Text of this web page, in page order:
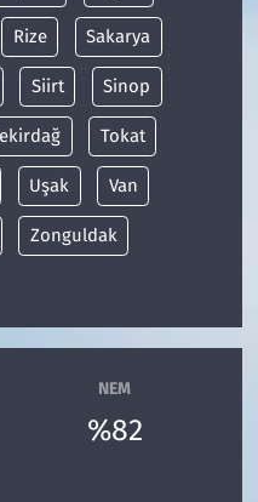
Rize Sakarya
Siirt Sinop
Tokat
Uşak Van
Zonguldak
NEM
%82